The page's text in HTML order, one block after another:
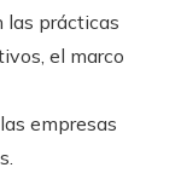
las prácticas
el marco
empresas